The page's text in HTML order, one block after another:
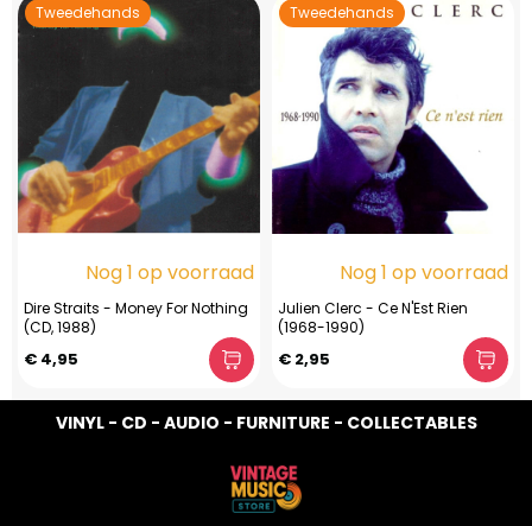
Tweedehands
Nog 1 op voorraad
Dire Straits - Money For Nothing
(CD, 1988)
€ 4,95
Tweedehands
Nog 1 op voorraad
Julien Clerc - Ce N'Est Rien
(1968-1990)
€ 2,95
VINYL - CD - AUDIO - FURNITURE - COLLECTABLES